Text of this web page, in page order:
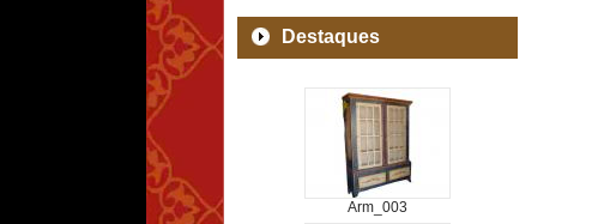
Destaques
Arm_003